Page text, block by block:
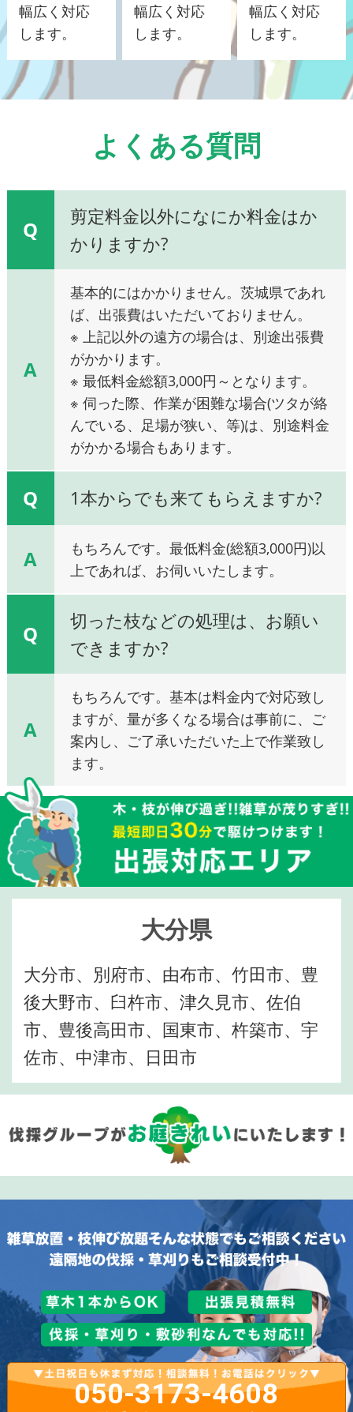
幅広く対応
します。
幅広く対応
します。
幅広く対応
します。
よくある質問
Q
剪定料金以外になにか料金はか
かりますか?
A
基本的にはかかりません。茨城県であれ
ば、出張費はいただいておりません。
※ 上記以外の遠方の場合は、別途出張費
がかかります。
※ 最低料金総額3,000円～となります。
※ 伺った際、作業が困難な場合(ツタが絡
んでいる、足場が狭い、等)は、別途料金
がかかる場合もあります。
Q 1本からでも来てもらえますか?
A
もちろんです。最低料金(総額3,000円)以
上であれば、お伺いいたします。
Q
切った枝などの処理は、お願い
できますか?
A
もちろんです。基本は料金内で対応致し
ますが、量が多くなる場合は事前に、ご
案内し、ご了承いただいた上で作業致し
ます。
大分県
大分市、別府市、由布市、竹田市、豊
後大野市、臼杵市、津久見市、佐伯
市、豊後高田市、国東市、杵築市、宇
佐市、中津市、日田市
050-3173-4608